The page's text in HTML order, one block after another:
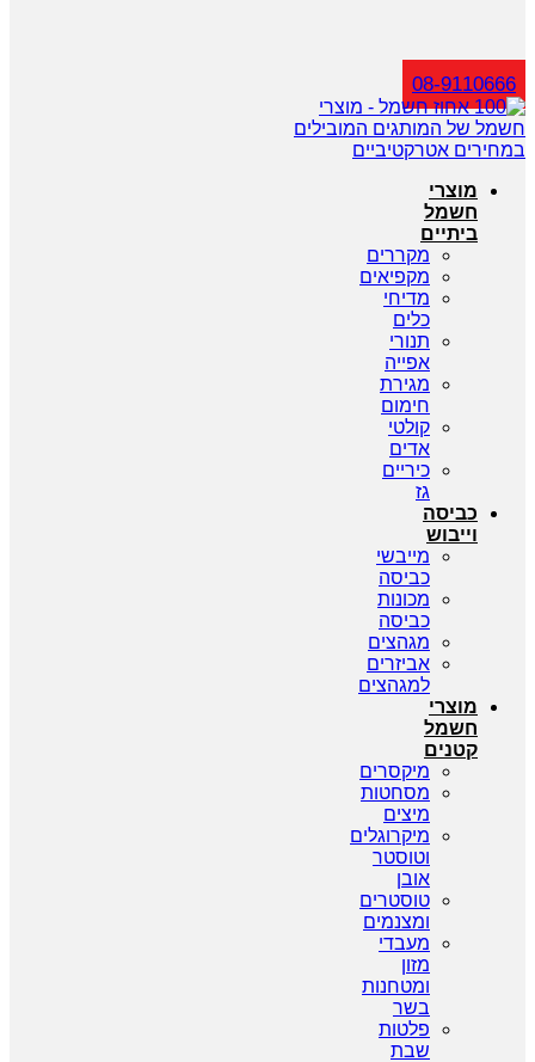
חיפוש
08-9110666
מוצרי
חשמל
ביתיים
מקררים
מקפיאים
מדיחי
כלים
תנורי
אפייה
מגירת
חימום
קולטי
אדים
כיריים
גז
כביסה
וייבוש
מייבשי
כביסה
מכונות
כביסה
מגהצים
אביזרים
למגהצים
מוצרי
חשמל
קטנים
מיקסרים
מסחטות
מיצים
מיקרוגלים
וטוסטר
אובן
טוסטרים
ומצנמים
מעבדי
מזון
ומטחנות
בשר
פלטות
שבת